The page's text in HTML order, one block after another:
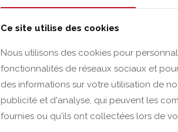
Ce site utilise des cookies
Nous utilisons des cookies pour
fonctionnalités de réseaux sociaux et
des informations sur votre utilisation de
publicité et d'analyse, qui peuvent les
fournies ou qu'ils ont collectées lors de